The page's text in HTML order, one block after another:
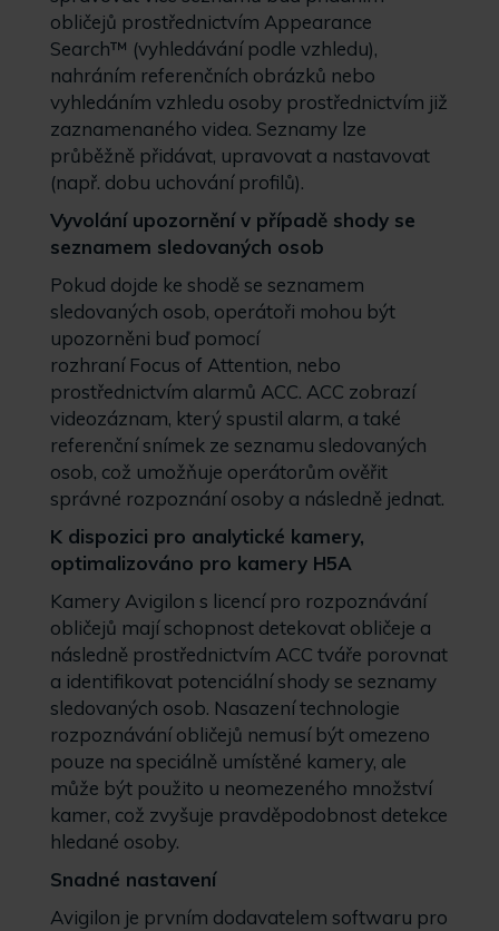
obličejů prostřednictvím Appearance
Search™ (vyhledávání podle vzhledu),
nahráním referenčních obrázků nebo
vyhledáním vzhledu osoby prostřednictvím již
zaznamenaného videa. Seznamy lze
průběžně přidávat, upravovat a nastavovat
(např. dobu uchování profilů).
Vyvolání upozornění v případě shody se
seznamem sledovaných osob
Pokud dojde ke shodě se seznamem
sledovaných osob, operátoři mohou být
upozorněni buď pomocí
rozhraní Focus of Attention, nebo
prostřednictvím alarmů ACC. ACC zobrazí
videozáznam, který spustil alarm, a také
referenční snímek ze seznamu sledovaných
osob, což umožňuje operátorům ověřit
správné rozpoznání osoby a následně jednat.
K dispozici pro analytické kamery,
optimalizováno pro kamery H5A
Kamery Avigilon s licencí pro rozpoznávání
obličejů mají schopnost detekovat obličeje a
následně prostřednictvím ACC tváře porovnat
a identifikovat potenciální shody se seznamy
sledovaných osob. Nasazení technologie
rozpoznávání obličejů nemusí být omezeno
pouze na speciálně umístěné kamery, ale
může být použito u neomezeného množství
kamer, což zvyšuje pravděpodobnost detekce
hledané osoby.
Snadné nastavení
Avigilon je prvním dodavatelem softwaru pro